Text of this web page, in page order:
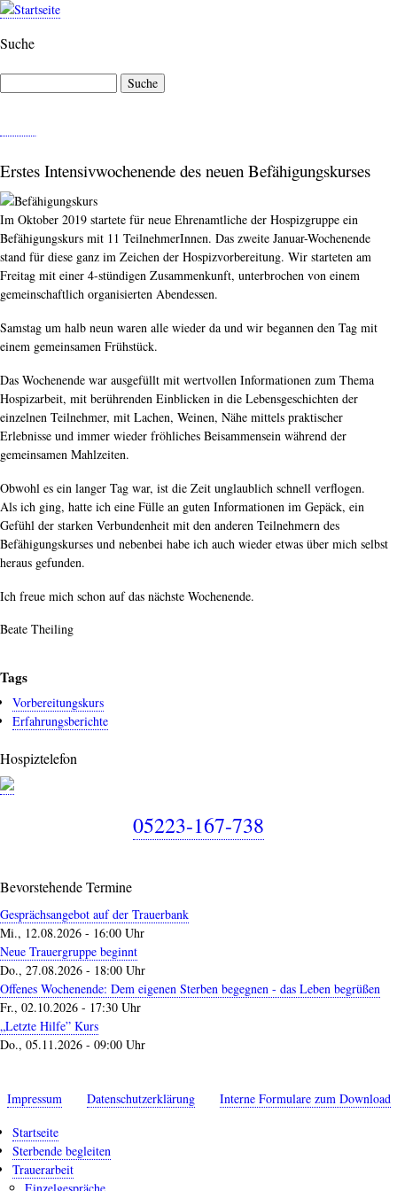
Direkt
Inhalt
Suche
E
N
Ü
Erstes Intensivwochenende des neuen Befähigungskurses
Im Oktober 2019 startete für neue Ehrenamtliche der Hospizgruppe ein
Befähigungskurs mit 11 TeilnehmerInnen. Das zweite Januar-Wochenende
stand für diese ganz im Zeichen der Hospizvorbereitung. Wir starteten am
Freitag mit einer 4-stündigen Zusammenkunft, unterbrochen von einem
gemeinschaftlich organisierten Abendessen.
Samstag um halb neun waren alle wieder da und wir begannen den Tag mit
einem gemeinsamen Frühstück.
Das Wochenende war ausgefüllt mit wertvollen Informationen zum Thema
Hospizarbeit, mit berührenden Einblicken in die Lebensgeschichten der
einzelnen Teilnehmer, mit Lachen, Weinen, Nähe mittels praktischer
Erlebnisse und immer wieder fröhliches Beisammensein während der
gemeinsamen Mahlzeiten.
Obwohl es ein langer Tag war, ist die Zeit unglaublich schnell verflogen.
Als ich ging, hatte ich eine Fülle an guten Informationen im Gepäck, ein
Gefühl der starken Verbundenheit mit den anderen Teilnehmern des
Befähigungskurses und nebenbei habe ich auch wieder etwas über mich selbst
heraus gefunden.
Ich freue mich schon auf das nächste Wochenende.
Beate Theiling
Tags
Vorbereitungskurs
Erfahrungsberichte
Hospiztelefon
05223-167-738
Bevorstehende Termine
Gesprächsangebot auf der Trauerbank
Mi., 12.08.2026 - 16:00 Uhr
Neue Trauergruppe beginnt
Do., 27.08.2026 - 18:00 Uhr
Offenes Wochenende: Dem eigenen Sterben begegnen - das Leben begrüßen
Fr., 02.10.2026 - 17:30 Uhr
„Letzte Hilfe” Kurs
Do., 05.11.2026 - 09:00 Uhr
Impressum Datenschutzerklärung
Interne Formulare zum Download
Startseite
Sterbende begleiten
Trauerarbeit